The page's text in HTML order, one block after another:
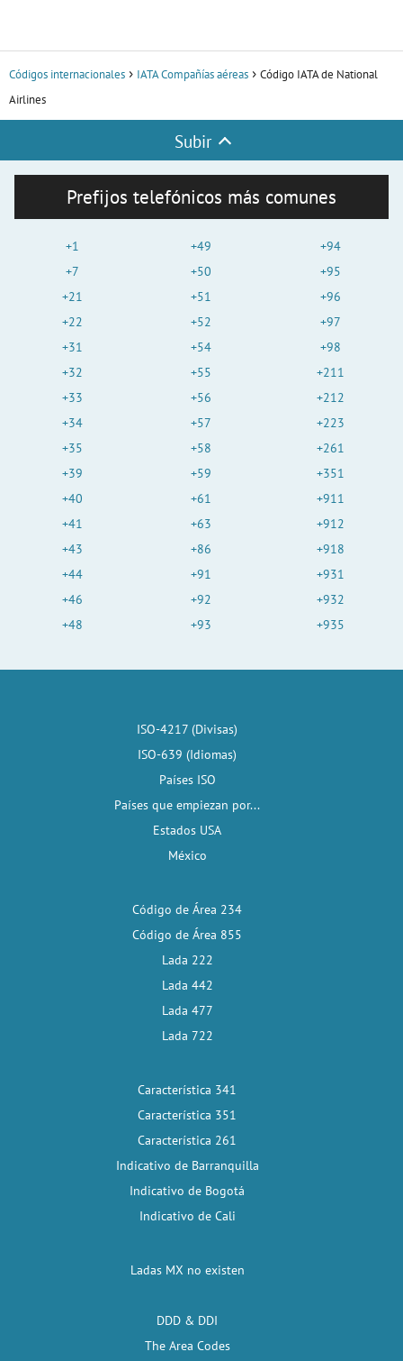
Códigos internacionales IATA Compañías aéreas
Código IATA de National
Airlines
Subir
Prefijos telefónicos más comunes
+1
+7
+21
+22
+31
+32
+33
+34
+35
+39
+40
+41
+43
+44
+46
+48
+49
+50
+51
+52
+54
+55
+56
+57
+58
+59
+61
+63
+86
+91
+92
+93
+94
+95
+96
+97
+98
+211
+212
+223
+261
+351
+911
+912
+918
+931
+932
+935
ISO-4217 (Divisas)
ISO-639 (Idiomas)
Países ISO
Países que empiezan por...
Estados USA
México
Código de Área 234
Código de Área 855
Lada 222
Lada 442
Lada 477
Lada 722
Característica 341
Característica 351
Característica 261
Indicativo de Barranquilla
Indicativo de Bogotá
Indicativo de Cali
Ladas MX no existen
DDD & DDI
The Area Codes